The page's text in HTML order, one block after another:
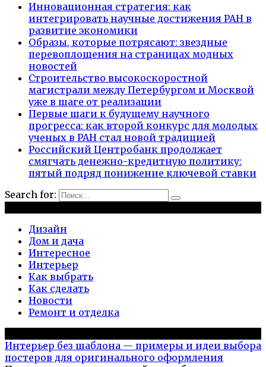
Инновационная стратегия: как
интегрировать научные достижения РАН в
развитие экономики
Образы, которые потрясают: звездные
перевоплощения на страницах модных
новостей
Строительство высокоскоростной
магистрали между Петербургом и Москвой
уже в шаге от реализации
Первые шаги к будущему научного
прогресса: как второй конкурс для молодых
ученых в РАН стал новой традицией
Российский Центробанк продолжает
смягчать денежно-кредитную политику:
пятый подряд понижение ключевой ставки
Search for:
Дизайн
Дом и дача
Интересное
Интерьер
Как выбрать
Как сделать
Новости
Ремонт и отделка
Интерьер без шаблона — примеры и идеи выбора
постеров для оригинального оформления